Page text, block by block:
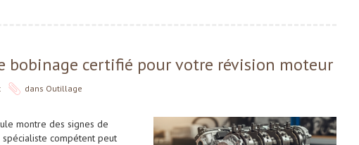
bobinage certifié pour votre révision moteur
dans Outillage
montre des signes de
compétent peut